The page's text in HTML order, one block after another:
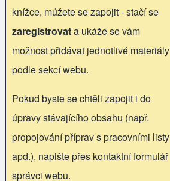
knížce, můžete se zapojit - stačí se
zaregistrovata ukáže se vám
možnost přidávat jednotlivé materiály
podle sekcí webu.
Pokud byste se chtěli zapojit i do
úpravy stávajícího obsahu (např.
propojování příprav s pracovními listy
apd.), napište přes kontaktní formulář
správci webu.